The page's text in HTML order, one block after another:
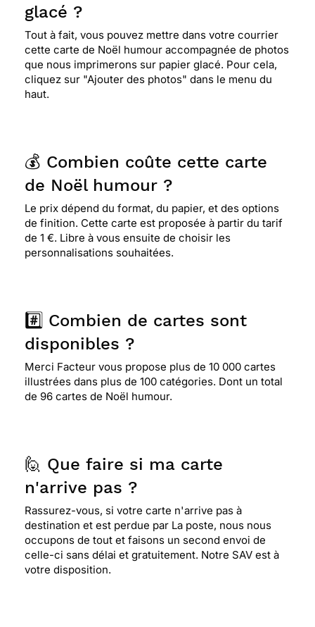
glacé ?
Tout à fait, vous pouvez mettre dans votre courrier
cette carte de Noël humour accompagnée de photos
que nous imprimerons sur papier glacé. Pour cela,
cliquez sur "Ajouter des photos" dans le menu du
haut.
💰 Combien coûte cette carte
de Noël humour ?
Le prix dépend du format, du papier, et des options
de finition. Cette carte est proposée à partir du tarif
de 1 €. Libre à vous ensuite de choisir les
personnalisations souhaitées.
#️⃣ Combien de cartes sont
disponibles ?
Merci Facteur vous propose plus de 10 000 cartes
illustrées dans plus de 100 catégories. Dont un total
de 96 cartes de Noël humour.
🙋 Que faire si ma carte
n'arrive pas ?
Rassurez-vous, si votre carte n'arrive pas à
destination et est perdue par La poste, nous nous
occupons de tout et faisons un second envoi de
celle-ci sans délai et gratuitement. Notre SAV est à
votre disposition.